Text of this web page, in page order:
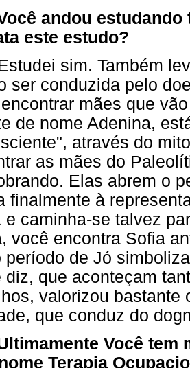
andou estudando
este estudo?
sim. Também
ser conduzida pelo
mães que
de nome Adenina,
através do
as mães do
Elas abrem o
finalmente à
e caminha-se talvez
você encontra Sofia
período de Jó
diz, que aconteçam
valorizou bastante
que conduz do
Você tem
Terapia